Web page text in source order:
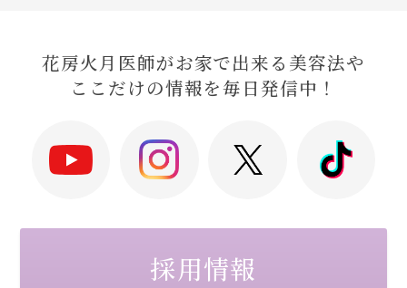
花房火月医師がお家で出来る美容法や
ここだけの情報を毎日発信中！
採用情報